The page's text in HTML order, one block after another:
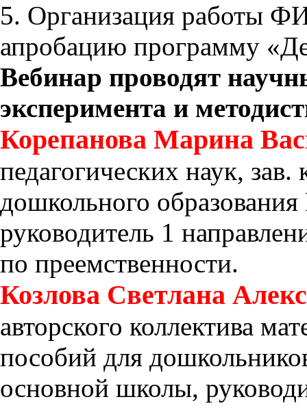
5. Организация работы
апробацию программу
Вебинар проводят
эксперимента и
Корепанова Марина
педагогических наук,
дошкольного
руководитель 1
по преемственности.
Козлова Светлана
авторского коллектива
пособий для
основной школы,